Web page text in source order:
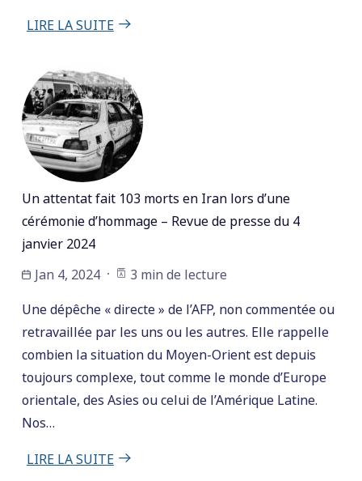
LIRE LA SUITE
Un attentat fait 103 morts en Iran lors d’une
cérémonie d’hommage – Revue de presse du 4
janvier 2024
Jan 4, 2024
3 min de lecture
Une dépêche « directe » de l’AFP, non commentée ou
retravaillée par les uns ou les autres. Elle rappelle
combien la situation du Moyen-Orient est depuis
toujours complexe, tout comme le monde d’Europe
orientale, des Asies ou celui de l’Amérique Latine.
Nos…
LIRE LA SUITE